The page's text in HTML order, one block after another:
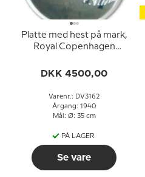
Platte med hest på mark,
Royal Copenhagen
1940
DKK 4500,00
Varenr.: DV3162
Årgang: 1940
Mål: Ø: 35 cm
PÅ LAGER
Se vare